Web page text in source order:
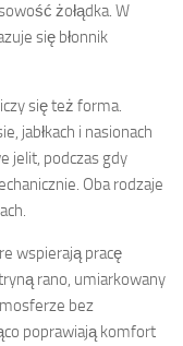
żołądka. W
się błonnik
się też forma.
jabłkach i nasionach
jelit, podczas gdy
Oba rodzaje
wspierają pracę
rano, umiarkowany
bez
poprawiają komfort